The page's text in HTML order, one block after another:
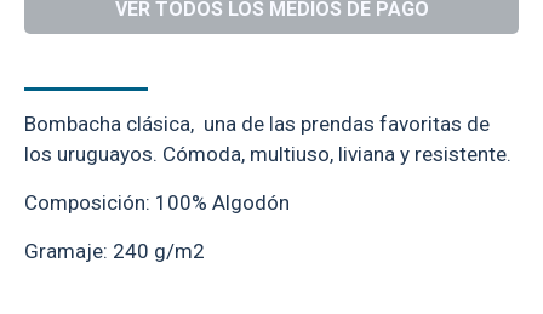
VER TODOS LOS MEDIOS DE PAGO
Bombacha clásica, una de las prendas favoritas de
los uruguayos. Cómoda, multiuso, liviana y resistente.
Composición: 100% Algodón
Gramaje: 240 g/m2